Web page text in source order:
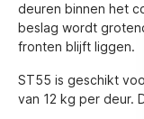
deuren binnen het
beslag wordt
fronten blijft liggen.
ST55 is geschikt
van 12 kg per deur.